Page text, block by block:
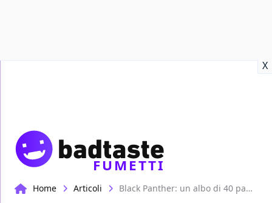
X
FUMETTI
Home Articoli Black Panther: un albo di 40 pagine chiuderà la run di Ta-Nehisi Coates